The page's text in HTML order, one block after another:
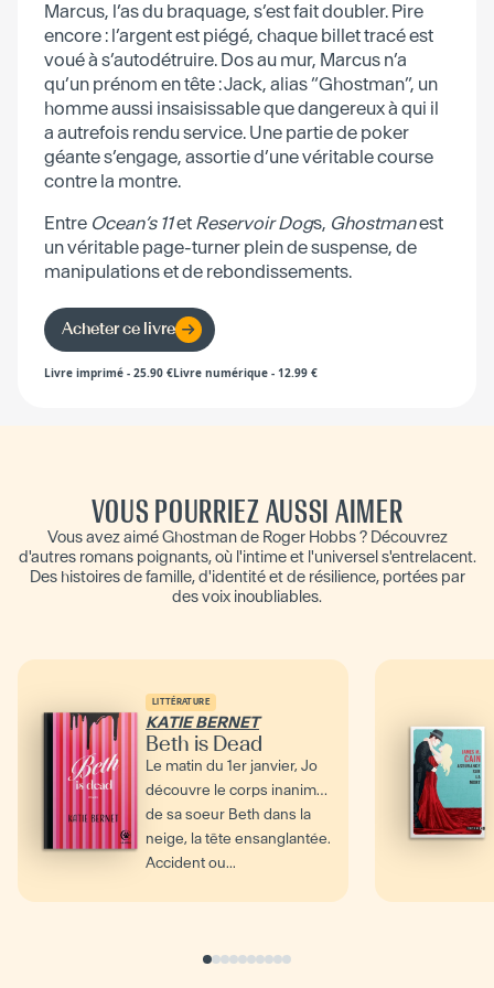
Marcus, l’as du braquage, s’est fait doubler. Pire
encore : l’argent est piégé, chaque billet tracé est
voué à s’autodétruire. Dos au mur, Marcus n’a
qu’un prénom en tête : Jack, alias “Ghostman”, un
homme aussi insaisissable que dangereux à qui il
a autrefois rendu service. Une partie de poker
géante s’engage, assortie d’une véritable course
contre la montre.
Entre Ocean’s 11et Reservoir Dogs, Ghostmanest
un véritable page-turner plein de suspense, de
manipulations et de rebondissements.
Acheter ce livre
Livre imprimé - 25.90 €Livre numérique - 12.99 €
VOUS POURRIEZ AUSSI AIMER
Vous avez aimé Ghostman de Roger Hobbs ? Découvrez
d'autres romans poignants, où l'intime et l'universel s'entrelacent.
Des histoires de famille, d'identité et de résilience, portées par
des voix inoubliables.
LITTÉRATURE
KATIE BERNET
Beth is Dead
Le matin du 1er janvier, Jo
découvre le corps inanimé
de sa soeur Beth dans la
neige, la tête ensanglantée.
Accident ou...